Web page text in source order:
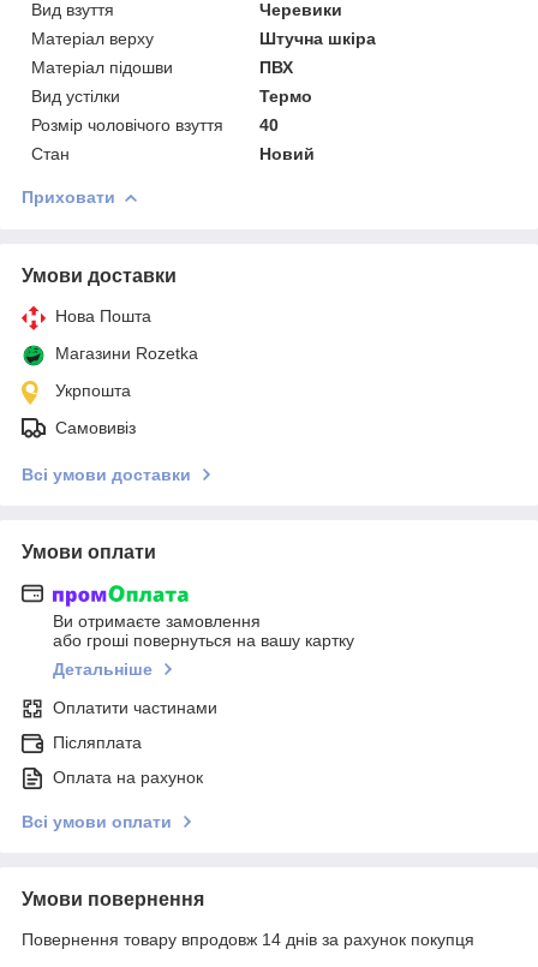
Вид взуття
Черевики
Матеріал верху
Штучна шкіра
Матеріал підошви
ПВХ
Вид устілки
Термо
Розмір чоловічого взуття
40
Стан
Новий
Приховати
Умови доставки
Нова Пошта
Магазини Rozetka
Укрпошта
Самовивіз
Всі умови доставки
Умови оплати
Ви отримаєте замовлення
або гроші повернуться на вашу картку
Детальніше
Оплатити частинами
Післяплата
Оплата на рахунок
Всі умови оплати
Умови повернення
Повернення товару впродовж 14 днів за рахунок покупця